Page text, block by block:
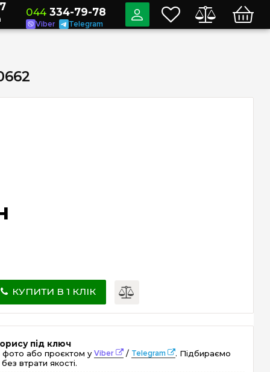
КУПИТИ В 1 КЛІК
під ключ
фото або проєктом уViber / Telegram
. Підбираємо
втрати якості.
044 334-79-78
Viber Telegram